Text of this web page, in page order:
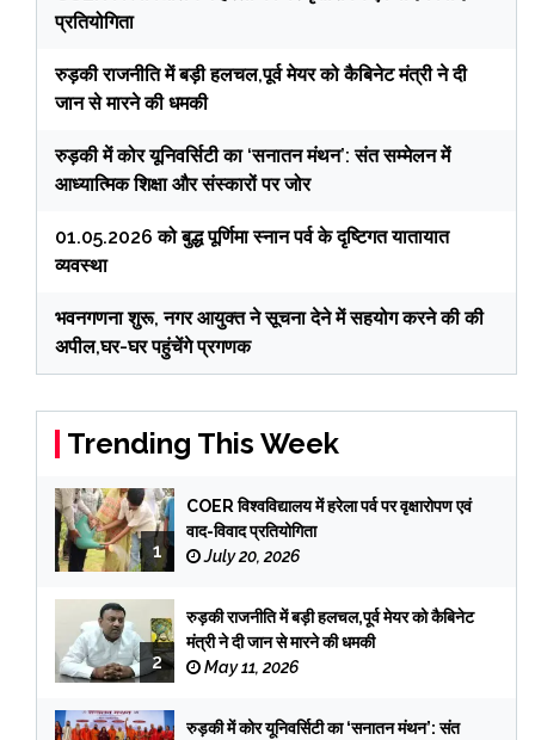
प्रतियोगिता
रुड़की राजनीति में बड़ी हलचल,पूर्व मेयर को कैबिनेट मंत्री ने दी
जान से मारने की धमकी
रुड़की में कोर यूनिवर्सिटी का ‘सनातन मंथन’: संत सम्मेलन में
आध्यात्मिक शिक्षा और संस्कारों पर जोर
01.05.2026 को बुद्ध पूर्णिमा स्नान पर्व के दृष्टिगत यातायात
व्यवस्था
भवनगणना शुरू, नगर आयुक्त ने सूचना देने में सहयोग करने की की
अपील,घर-घर पहुंचेंगे प्रगणक
Trending This Week
1
COER विश्वविद्यालय में हरेला पर्व पर वृक्षारोपण एवं
वाद-विवाद प्रतियोगिता
July 20, 2026
2
रुड़की राजनीति में बड़ी हलचल,पूर्व मेयर को कैबिनेट
मंत्री ने दी जान से मारने की धमकी
May 11, 2026
रुड़की में कोर यूनिवर्सिटी का ‘सनातन मंथन’: संत